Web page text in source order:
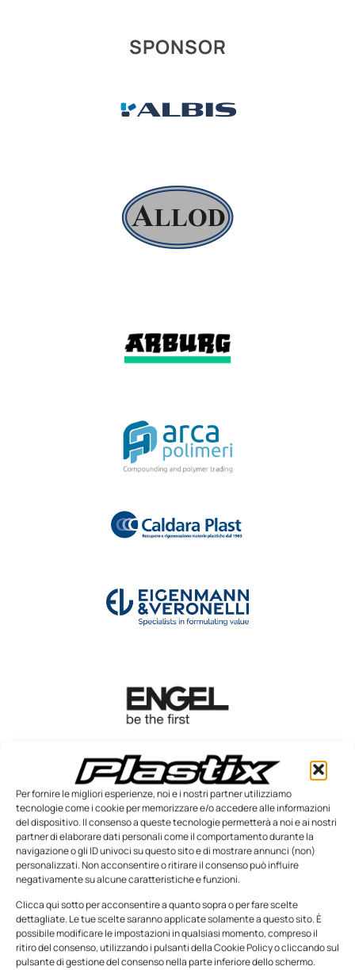
Per fornire le migliori esperienze, noi e i nostri partner utilizziamo
tecnologie come i cookie per memorizzare e/o accedere alle informazioni
del dispositivo. Il consenso a queste tecnologie permetterà a noi e ai nostri
partner di elaborare dati personali come il comportamento durante la
navigazione o gli ID univoci su questo sito e di mostrare annunci (non)
personalizzati. Non acconsentire o ritirare il consenso può influire
negativamente su alcune caratteristiche e funzioni.
Clicca qui sotto per acconsentire a quanto sopra o per fare scelte
dettagliate. Le tue scelte saranno applicate solamente a questo sito. È
possibile modificare le impostazioni in qualsiasi momento, compreso il
ritiro del consenso, utilizzando i pulsanti della Cookie Policy o cliccando sul
pulsante di gestione del consenso nella parte inferiore dello schermo.
SPONSOR